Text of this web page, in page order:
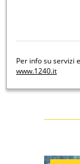
Per info su servizi
www.1240.it